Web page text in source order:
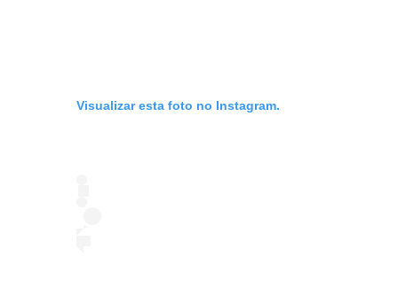
Visualizar esta foto no Instagram.